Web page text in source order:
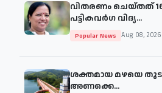
വിതരണം ചെയ്തത്
പട്ടികവർഗ വിദ്യ...
Popular News Aug 08, 2026
ശക്തമായ മഴയെ
അണക്കെ...